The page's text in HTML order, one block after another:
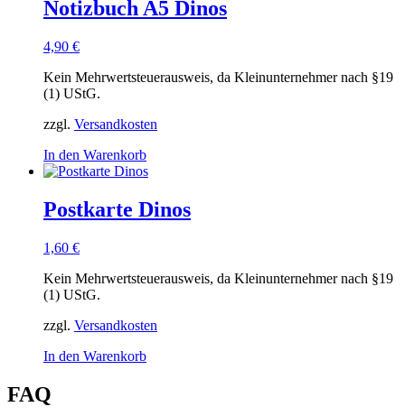
Notizbuch A5 Dinos
4,90 €
Kein Mehrwertsteuerausweis, da Kleinunternehmer nach §19
(1) UStG.
zzgl. Versandkosten
In den Warenkorb
Postkarte Dinos
1,60 €
Kein Mehrwertsteuerausweis, da Kleinunternehmer nach §19
(1) UStG.
zzgl. Versandkosten
In den Warenkorb
FAQ